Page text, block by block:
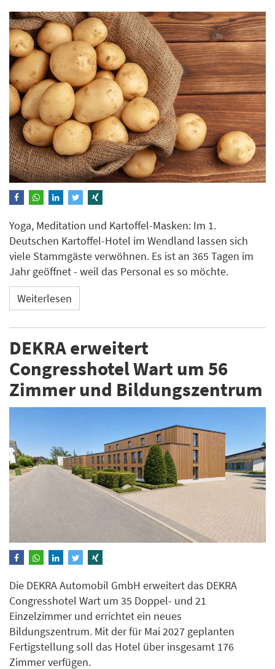
Yoga, Meditation und Kartoffel-Masken: Im 1.
Deutschen Kartoffel-Hotel im Wendland lassen sich
viele Stammgäste verwöhnen. Es ist an 365 Tagen im
Jahr geöffnet - weil das Personal es so möchte.
Weiterlesen
DEKRA erweitert
Congresshotel Wart um 56
Zimmer und Bildungszentrum
Die DEKRA Automobil GmbH erweitert das DEKRA
Congresshotel Wart um 35 Doppel- und 21
Einzelzimmer und errichtet ein neues
Bildungszentrum. Mit der für Mai 2027 geplanten
Fertigstellung soll das Hotel über insgesamt 176
Zimmer verfügen.